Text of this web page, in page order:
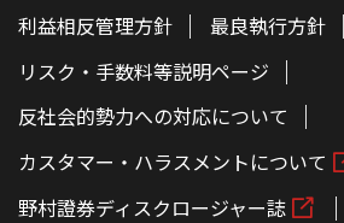
利益相反管理方針
最良執行方針
リスク・手数料等説明ページ
反社会的勢力への対応について
カスタマー・ハラスメントについて
野村證券ディスクロージャー誌